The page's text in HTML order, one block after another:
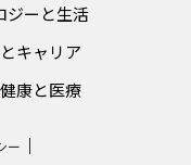
ジーと生活
キャリア
健康と医療
ー